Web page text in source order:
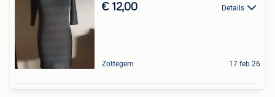
€ 12,00 Details
Zottegem 17 feb 26